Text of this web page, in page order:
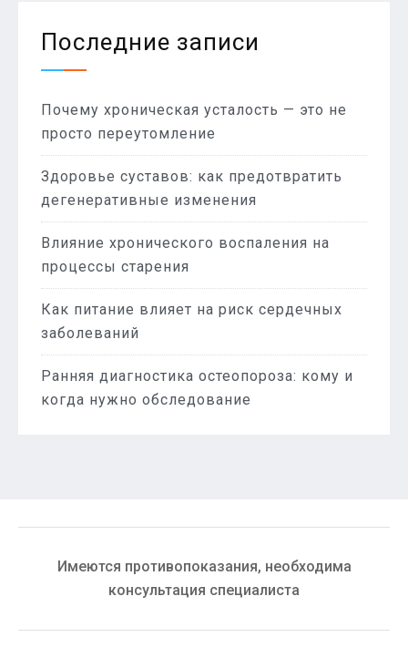
Последние записи
Почему хроническая усталость — это не
просто переутомление
Здоровье суставов: как предотвратить
дегенеративные изменения
Влияние хронического воспаления на
процессы старения
Как питание влияет на риск сердечных
заболеваний
Ранняя диагностика остеопороза: кому и
когда нужно обследование
Имеются противопоказания, необходима
консультация специалиста